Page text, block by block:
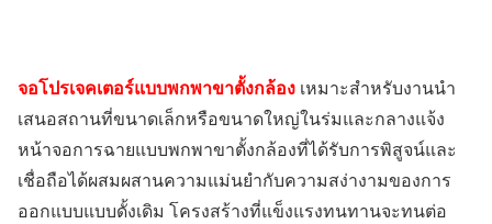
จอโปรเจคเตอร์แบบพกพาขาตั้งกล้อง เหมาะสำหรับงานนำ
เสนอสถานที่ขนาดเล็กหรือขนาดใหญ่ในร่มและกลางแจ้ง
หน้าจอการฉายแบบพกพาขาตั้งกล้องที่ได้รับการพิสูจน์และ
เชื่อถือได้ผสมผสานความแม่นยำกับความสง่างามของการ
ออกแบบแบบดั้งเดิม โครงสร้างที่แข็งแรงทนทานจะทนต่อ